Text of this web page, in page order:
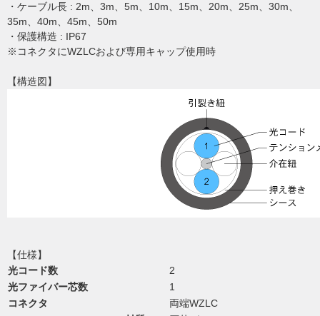
・ケーブル長 : 2m、3m、5m、10m、15m、20m、25m、30m、
35m、40m、45m、50m
・保護構造 : IP67
※コネクタにWZLCおよび専用キャップ使用時
【構造図】
【仕様】
光コード数
2
光ファイバー芯数
1
コネクタ
両端WZLC